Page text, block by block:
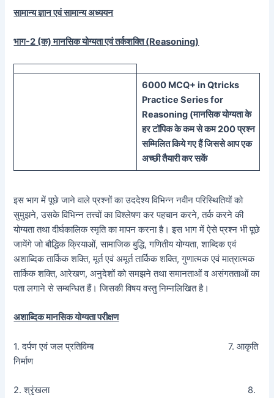
सामान्य ज्ञान एवं सामान्य अध्ययन
भाग-2 (क) मानसिक योग्यता एवं तर्कशक्ति (Reasoning)
6000 MCQ+ inQtricks
Practice Seriesfor
Reasoning (मानसिकयोग्यता के
हर टॉपिक के कम से कम 200 प्रश्न
सम्मिलित किये गए हैं जिससे आप एक
अच्छी तैयारी कर सकें
इस भाग में पूछे जाने वाले प्रश्नों का उददेश्य विभिन्न नवीन परिस्थितियों को
सुमुझने, उसके विभिन्न तत्त्वों का विश्लेषण कर पहचान करने, तर्क करने की
योग्यता तथा दीर्घकालिक स्मृति का मापन करना है। इस भाग में ऐसे प्रश्न भी पूछे
जायेंगे जो बौद्धिक क्रियाओं, सामाजिक बुद्धि, गणितीय योग्यता, शाब्दिक एवं
अशाब्दिक तार्किक शक्ति, मूर्त एवं अमूर्त तार्किक शक्ति, गुणात्मक एवं मात्रात्मक
तार्किक शक्ति, आरेखण, अनुदेशों को समझने तथा समानताओं व असंगतताओं का
पता लगाने से सम्बन्धित हैं। जिसकी विषय वस्तु निम्नलिखित है।
अशाब्दिक मानसिक योग्यता परीक्षण
1. दर्पण एवं जल प्रतिविम्ब 7. आकृति
निर्माण
2. श्रृंखला 8.